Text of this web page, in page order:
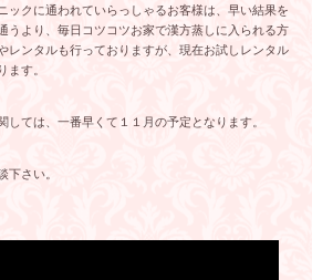
ックに通われていらっしゃるお客様は、早い結果を
うより、毎日コツコツお家で漢方蒸しに入られる方
レンタルも行っておりますが、現在お試しレンタル
す。
ては、一番早くて１１月の予定となります。
さい。